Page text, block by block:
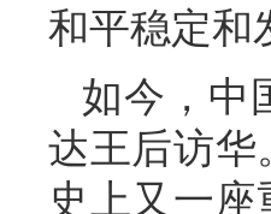
和平稳定和
如今，中
达王后访华
史上又一